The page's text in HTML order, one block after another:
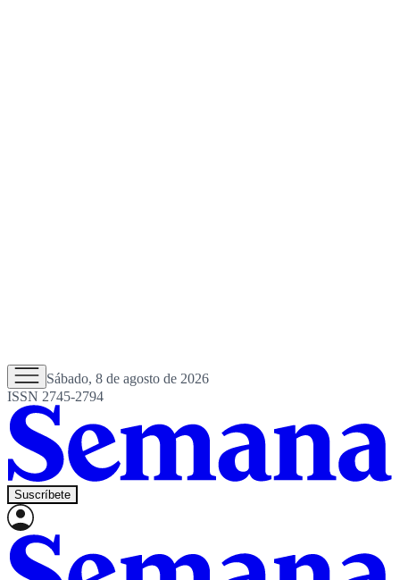
Sábado, 8 de agosto de 2026
ISSN 2745-2794
Suscríbete